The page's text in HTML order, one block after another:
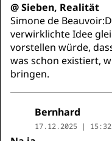
@ Sieben, Realität
Simone de
verwirklichte Idee
vorstellen würde,
was schon existiert,
bringen.
Bernhard
17.12.2025 |